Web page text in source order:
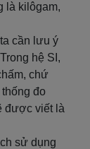
là kilôgam,
cần lưu ý
hệ SI,
chứ
đo
được viết là
sử dụng